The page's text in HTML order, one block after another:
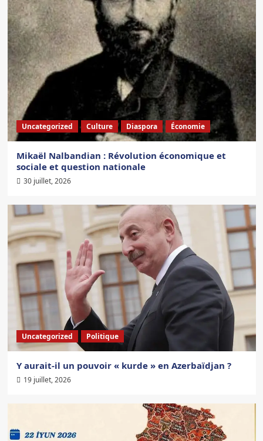
Uncategorized Culture Diaspora Économie
Mikaël Nalbandian : Révolution économique et
sociale et question nationale
30 juillet, 2026
Uncategorized Politique
Y aurait-il un pouvoir « kurde » en Azerbaïdjan ?
19 juillet, 2026